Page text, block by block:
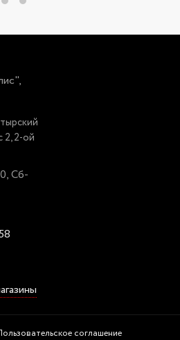
2, 2-ой
Сб-
соглашение